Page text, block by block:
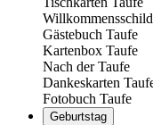
Gästebuch Taufe
Kartenbox Taufe
Nach der Taufe
Dankeskarten
Fotobuch Taufe
Geburtstag